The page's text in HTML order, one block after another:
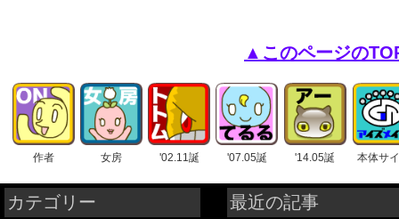
▲このページの
作者 女房 '02.11誕 '07.05誕 '14.05誕 本体サ
カテゴリー
最近の記事